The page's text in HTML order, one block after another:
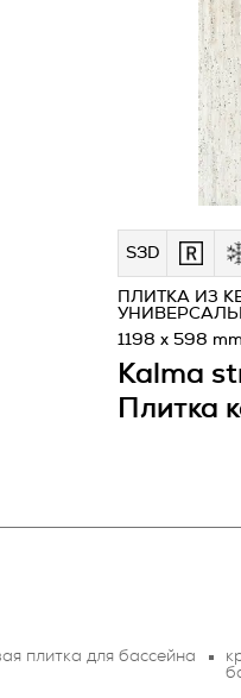
S3D
Kalma
Плитка
ПЛИТКА ИЗ
1198 x 598
плитка для бассейна